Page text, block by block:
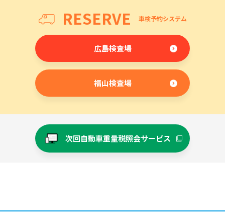
RESERVE 車検予約システム
広島検査場
福山検査場
次回自動車重量税照会サービス